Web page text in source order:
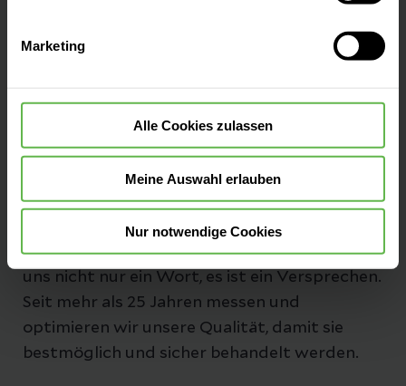
widerrufen.
Marketing
Alle Cookies zulassen
Meine Auswahl erlauben
Nur notwendige Cookies
Ansprechpartner
Unsere Qualität
"Besser geht immer!", daher ist Qualität bei
uns nicht nur ein Wort, es ist ein Versprechen.
Seit mehr als 25 Jahren messen und
optimieren wir unsere Qualität, damit sie
bestmöglich und sicher behandelt werden.